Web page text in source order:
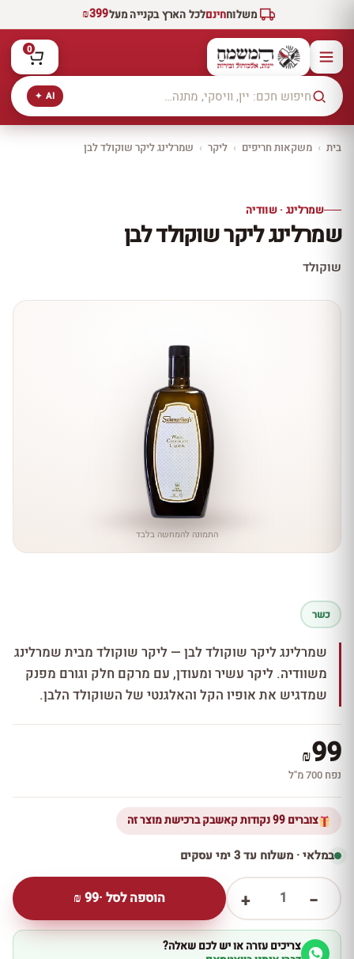
משלוחחינםלכל הארץ בקנייה מעל₪399
AI ✦
0
בית › משקאות חריפים › ליקר › שמרלינג ליקר שוקולד לבן
10% הנחה
עכשיו ב-10% הנחה
שמרלינג · שוודיה
שמרלינג ליקר שוקולד לבן
שוקולד
התמונה להמחשה בלבד
כשר
שמרלינג ליקר שוקולד לבן — ליקר שוקולד מבית שמרלינג
משוודיה. ליקר עשיר ומעודן, עם מרקם חלק וגורם מפנק
שמדגיש את אופיו הקל והאלגנטי של השוקולד הלבן.
₪99
נפח 700 מ''ל
צוברים 99 נקודות קאשבק ברכישת מוצר זה
במלאי · משלוח עד 3 ימי עסקים
−
1
+ הוספה לסל ·99
₪
צריכים עזרה או יש לכם שאלה?